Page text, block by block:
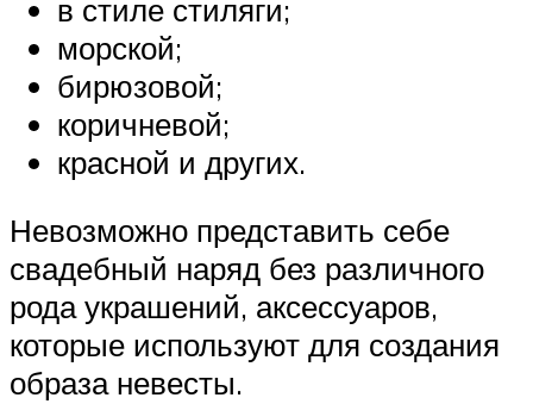
в стиле стиляги;
морской;
бирюзовой;
коричневой;
красной и других.
Невозможно представить себе
свадебный наряд без различного
рода украшений, аксессуаров,
которые используют для создания
образа невесты.